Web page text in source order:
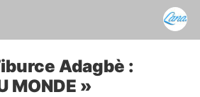
Adagbè :
MONDE »